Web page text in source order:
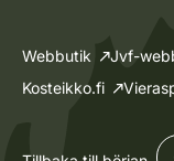
Webbutik Jvf-
Kosteikko.fi